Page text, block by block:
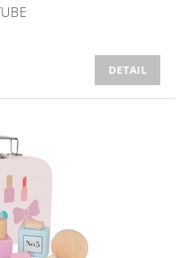
DETAIL